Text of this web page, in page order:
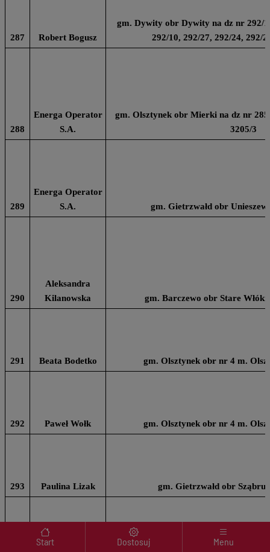
Menu wyróżnione
Start
Dostosuj Menu
287 Robert Bogusz
gm. Dywity obr Dywity na dz nr 292/
292/10, 292/27, 292/24, 292/
288
Energa Operator
S.A.
gm. Olsztynek obr Mierki na dz nr
3205/3
289
Energa Operator
S.A.
gm. Gietrzwałd obr
290
Aleksandra
Kilanowska
gm. Barczewo obr Stare Włóki
291 Beata Bodetko gm. Olsztynek obr nr 4 m.
292 Paweł Wołk gm. Olsztynek obr nr 4 m.
293 Paulina Lizak gm. Gietrzwałd obr